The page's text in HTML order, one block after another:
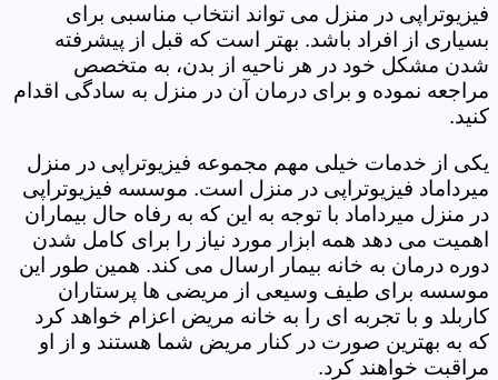
فیزیوتراپی در منزل می تواند انتخاب مناسبی برای
بسیاری از افراد باشد. بهتر است که قبل از پیشرفته
شدن مشکل خود در هر ناحیه از بدن، به متخصص
مراجعه نموده و برای درمان آن در منزل به سادگی اقدام
کنید.
یکی از خدمات خیلی مهم مجموعه فیزیوتراپی در منزل
میرداماد فیزیوتراپی در منزل است. موسسه فیزیوتراپی
در منزل میرداماد با توجه به این که به رفاه حال بیماران
اهمیت می دهد همه ابزار مورد نیاز را برای کامل شدن
دوره درمان به خانه بیمار ارسال می کند. همین طور این
موسسه برای طیف وسیعی از مریضی ها پرستاران
کاربلد و با تجربه ای را به خانه مریض اعزام خواهد کرد
که به بهترین صورت در کنار مریض شما هستند و از او
مراقبت خواهند کرد.